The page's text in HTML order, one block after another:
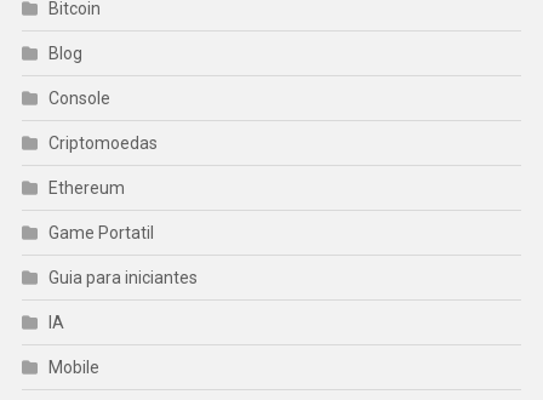
Bitcoin
Blog
Console
Criptomoedas
Ethereum
Game Portatil
Guia para iniciantes
IA
Mobile